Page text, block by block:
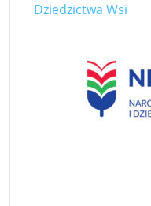
Dziedzictwa Wsi